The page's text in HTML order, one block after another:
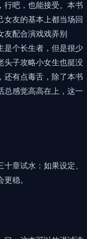
行吧，也能接受。本书
女友的基本上都当场回
友配合演戏戏弄别
是个长生者，但是很少
头子攻略小女生也挺没
还有点毒舌，除了本书
总感觉高高在上，这一
章试水：如果设定、
稳。